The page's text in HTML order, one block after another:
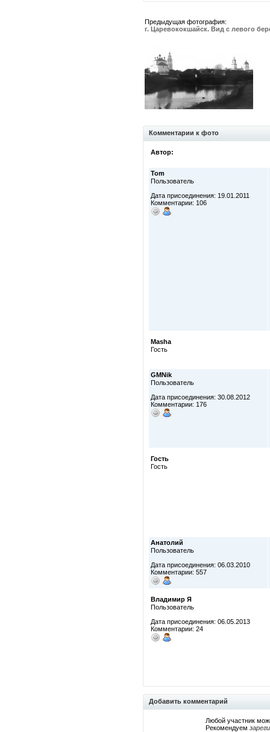
Предыдущая фотография:
г. Царевококшайск. Вид с левого
Комментарии к фото
Автор:
Tom
Пользователь
Дата присоединения: 19.01.2011
Комментарии: 106
Masha
Гость
GMNik
Пользователь
Дата присоединения: 30.08.2012
Комментарии: 176
Гость
Гость
Анатолий
Пользователь
Дата присоединения: 06.03.2010
Комментарии: 557
Владимир Я
Пользователь
Дата присоединения: 06.05.2013
Комментарии: 24
Добавить комментарий
Любой участник
Рекомендуем